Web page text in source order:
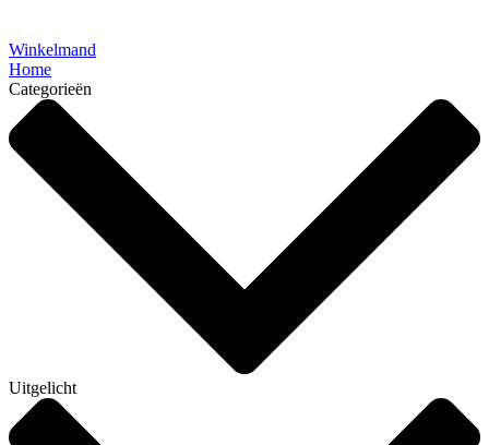
Winkelmand
Home
Categorieën
Uitgelicht